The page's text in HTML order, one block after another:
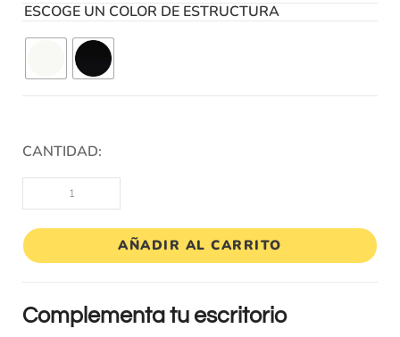
ESCOGE UN COLOR DE ESTRUCTURA
CANTIDAD:
AÑADIR AL CARRITO
Complementa tu escritorio